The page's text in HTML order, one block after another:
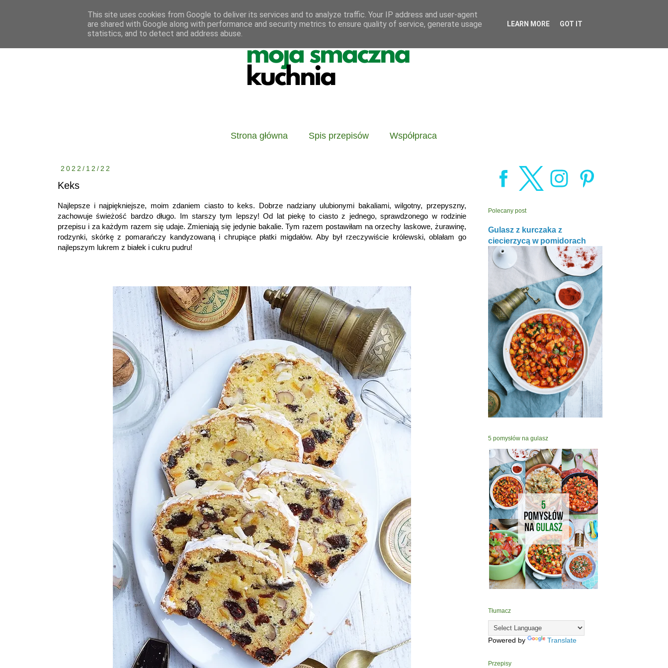
Strona główna Spis przepisów Współpraca
2022/12/22
Keks
Najlepsze i najpiękniejsze, moim zdaniem ciasto to keks. Dobrze nadziany ulubionymi bakaliami, wilgotny, przepyszny,
zachowuje świeżość bardzo długo. Im starszy tym lepszy! Od lat piekę to ciasto z jednego, sprawdzonego w rodzinie
przepisu i za każdym razem się udaje. Zmieniają się jedynie bakalie. Tym razem postawiłam na orzechy laskowe, żurawinę,
rodzynki, skórkę z pomarańczy kandyzowaną i chrupiące płatki migdałów. Aby był rzeczywiście królewski, oblałam go
najlepszym lukrem z białek i cukru pudru!
Polecany post
Gulasz z kurczaka z
ciecierzycą w pomidorach
5 pomysłów na gulasz
Tłumacz
Powered by Translate
Przepisy
This site uses cookies from Google to deliver its services and to analyze traffic. Your IP address and user-agent
are shared with Google along with performance and security metrics to ensure quality of service, generate usage
statistics, and to detect and address abuse.
LEARN MORE GOT IT